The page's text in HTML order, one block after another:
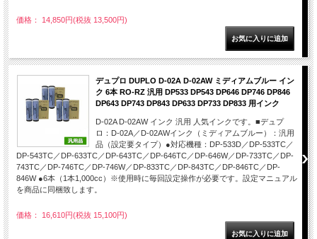
価格： 14,850円(税抜 13,500円)
デュプロ DUPLO D-02A D-02AW ミディアムブルー イン
ク 6本 RO-RZ 汎用 DP533 DP543 DP646 DP746 DP846
DP643 DP743 DP843 DP633 DP733 DP833 用インク
D-02A D-02AW インク 汎用 人気インクです。■デュプ
ロ：D-02A／D-02AWインク（ミディアムブルー）：汎用
品（設定要タイプ）●対応機種：DP-533D／DP-533TC／
DP-543TC／DP-633TC／DP-643TC／DP-646TC／DP-646W／DP-733TC／DP-
743TC／DP-746TC／DP-746W／DP-833TC／DP-843TC／DP-846TC／DP-
846W ●6本（1本1,000cc）※使用時に毎回設定操作が必要です。設定マニュアル
を商品に同梱致します。
価格： 16,610円(税抜 15,100円)